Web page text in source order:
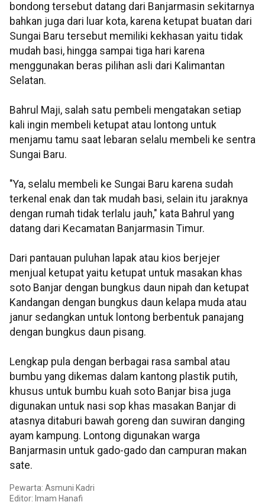
bondong tersebut datang dari Banjarmasin sekitarnya
bahkan juga dari luar kota, karena ketupat buatan dari
Sungai Baru tersebut memiliki kekhasan yaitu tidak
mudah basi, hingga sampai tiga hari karena
menggunakan beras pilihan asli dari Kalimantan
Selatan.
Bahrul Maji, salah satu pembeli mengatakan setiap
kali ingin membeli ketupat atau lontong untuk
menjamu tamu saat lebaran selalu membeli ke sentra
Sungai Baru.
"Ya, selalu membeli ke Sungai Baru karena sudah
terkenal enak dan tak mudah basi, selain itu jaraknya
dengan rumah tidak terlalu jauh," kata Bahrul yang
datang dari Kecamatan Banjarmasin Timur.
Dari pantauan puluhan lapak atau kios berjejer
menjual ketupat yaitu ketupat untuk masakan khas
soto Banjar dengan bungkus daun nipah dan ketupat
Kandangan dengan bungkus daun kelapa muda atau
janur sedangkan untuk lontong berbentuk panajang
dengan bungkus daun pisang.
Lengkap pula dengan berbagai rasa sambal atau
bumbu yang dikemas dalam kantong plastik putih,
khusus untuk bumbu kuah soto Banjar bisa juga
digunakan untuk nasi sop khas masakan Banjar di
atasnya ditaburi bawah goreng dan suwiran danging
ayam kampung. Lontong digunakan warga
Banjarmasin untuk gado-gado dan campuran makan
sate.
Pewarta: Asmuni Kadri
Editor: Imam Hanafi